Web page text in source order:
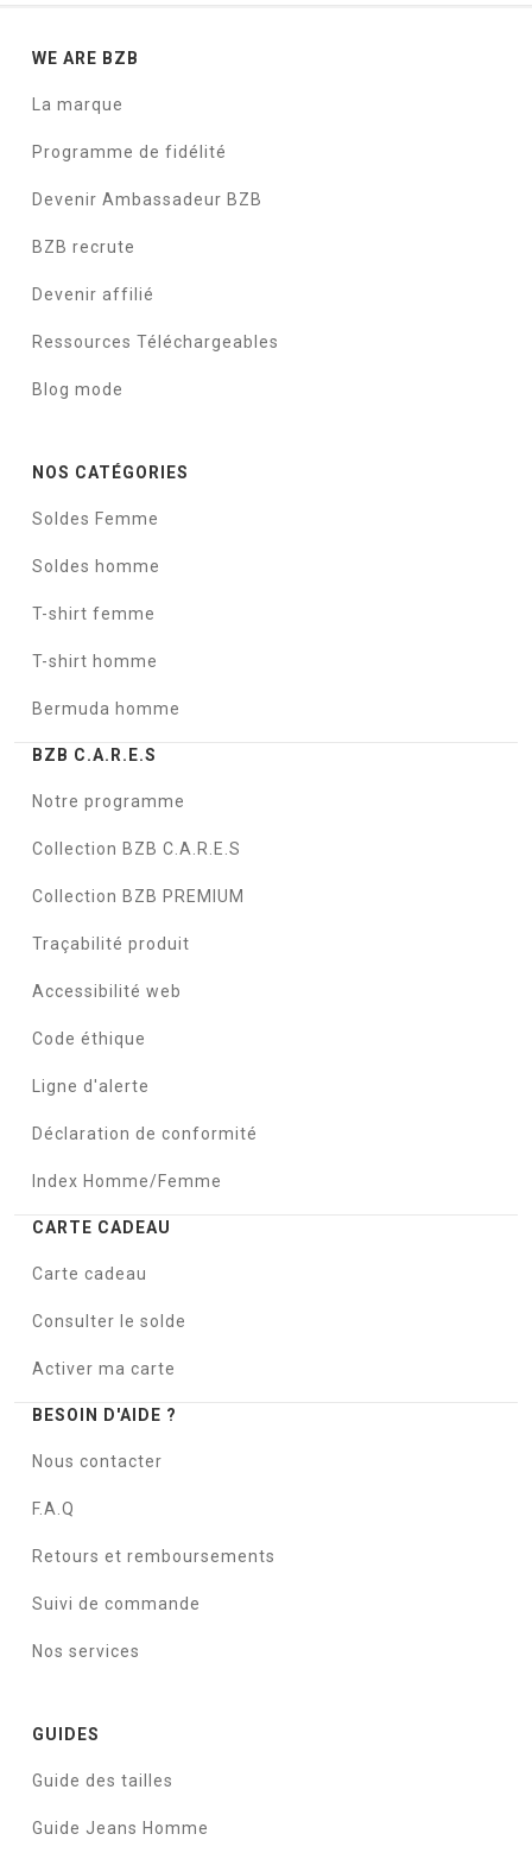
WE ARE BZB
La marque
Programme de fidélité
Devenir Ambassadeur BZB
BZB recrute
Devenir affilié
Ressources Téléchargeables
Blog mode
NOS CATÉGORIES
Soldes Femme
Soldes homme
T-shirt femme
T-shirt homme
Bermuda homme
BZB C.A.R.E.S
Notre programme
Collection BZB C.A.R.E.S
Collection BZB PREMIUM
Traçabilité produit
Accessibilité web
Code éthique
Ligne d'alerte
Déclaration de conformité
Index Homme/Femme
CARTE CADEAU
Carte cadeau
Consulter le solde
Activer ma carte
BESOIN D'AIDE ?
Nous contacter
F.A.Q
Retours et remboursements
Suivi de commande
Nos services
GUIDES
Guide des tailles
Guide Jeans Homme